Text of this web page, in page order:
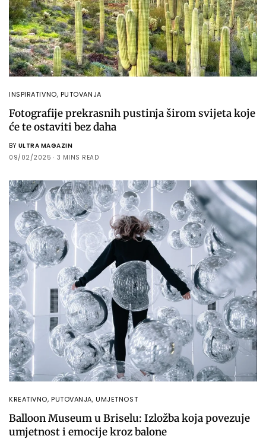
INSPIRATIVNO, PUTOVANJA
Fotografije prekrasnih pustinja širom svijeta koje
će te ostaviti bez daha
BY ULTRA MAGAZIN
09/02/2025
3 MINS READ
KREATIVNO,PUTOVANJA,UMJETNOST
Balloon Museum u Briselu: Izložba koja povezuje
umjetnost i emocije kroz balone